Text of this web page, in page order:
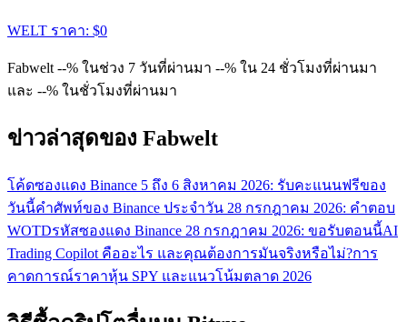
WELT ราคา: $0
Fabwelt --% ในช่วง 7 วันที่ผ่านมา --% ใน 24 ชั่วโมงที่ผ่านมา
และ --% ในชั่วโมงที่ผ่านมา
ข่าวล่าสุดของ Fabwelt
โค้ดซองแดง Binance 5 ถึง 6 สิงหาคม 2026: รับคะแนนฟรีของ
วันนี้คำศัพท์ของ Binance ประจำวัน 28 กรกฎาคม 2026: คำตอบ
WOTDรหัสซองแดง Binance 28 กรกฎาคม 2026: ขอรับตอนนี้AI
Trading Copilot คืออะไร และคุณต้องการมันจริงหรือไม่?การ
คาดการณ์ราคาหุ้น SPY และแนวโน้มตลาด 2026